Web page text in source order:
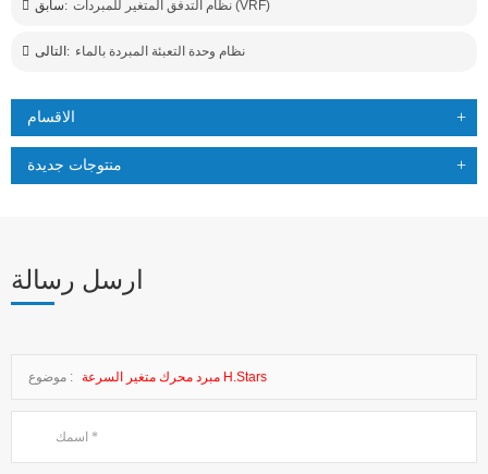
سابق: نظام التدفق المتغير للمبردات (VRF)
التالى: نظام وحدة التعبئة المبردة بالماء
الاقسام
منتوجات جديدة
ارسل رسالة
موضوع : مبرد محرك متغير السرعة H.Stars